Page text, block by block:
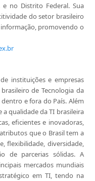
no Distrito Federal. Sua
do setor brasileiro
promovendo o
instituições e empresas
de Tecnologia da
e fora do País. Além
a qualidade da TI brasileira
eficientes e inovadoras,
que o Brasil tem a
flexibilidade, diversidade,
de parcerias sólidas. A
mercados mundiais
em TI, tendo na